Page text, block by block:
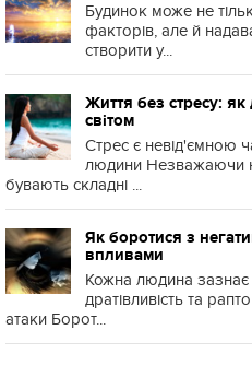
Будинок може не
факторів, але й
створити у...
Життя без стресу: як
світом
Стрес є невід'ємною
людини Незважаючи
бувають складні ...
Як боротися з
впливами
Кожна людина зазнає
дратівливість та
атаки Борот...